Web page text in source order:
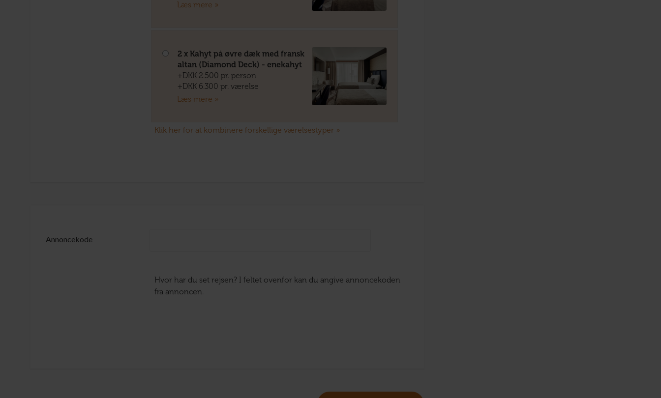
Læs mere »
2 x Kahyt på øvre dæk med fransk
altan (Diamond Deck) - enekahyt
+DKK 2.500 pr. person
+DKK 6.300 pr. værelse
Læs mere »
Klik her for at kombinere forskellige værelsestyper »
Annoncekode
Hvor har du set rejsen? I feltet ovenfor kan du angive annoncekoden
fra annoncen.